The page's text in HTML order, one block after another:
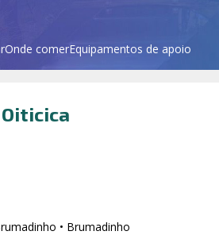
Onde comerEquipamentos de apoio
• Brumadinho